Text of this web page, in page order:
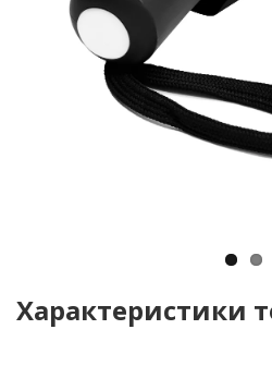
Характеристики